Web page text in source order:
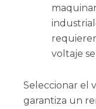
voltaje
Seleccionar el
garantiza un